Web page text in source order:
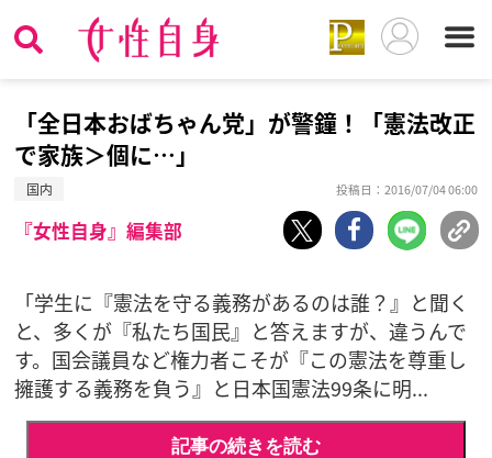
「全日本おばちゃん党」が警鐘！「憲法改正
で家族＞個に…」
国内 投稿日：2016/07/04 06:00
『女性自身』編集部
「学生に『憲法を守る義務があるのは誰？』と聞く
と、多くが『私たち国民』と答えますが、違うんで
す。国会議員など権力者こそが『この憲法を尊重し
擁護する義務を負う』と日本国憲法99条に明...
記事の続きを読む